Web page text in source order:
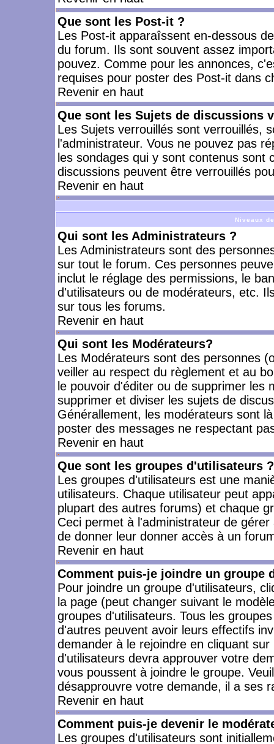
Que sont les Post-it ?
Les Post-it apparaîssent en-dessous
du forum. Ils sont souvent assez
pouvez. Comme pour les annonces,
requises pour poster des Post-it dans
Revenir en haut
Que sont les Sujets de discussions
Les Sujets verrouillés sont verrouillés,
l'administrateur. Vous ne pouvez pas
les sondages qui y sont contenus
discussions peuvent être verrouillés
Revenir en haut
Niveaux
Qui sont les Administrateurs ?
Les Administrateurs sont des
sur tout le forum. Ces personnes
inclut le réglage des permissions, le
d'utilisateurs ou de modérateurs, etc.
sur tous les forums.
Revenir en haut
Qui sont les Modérateurs?
Les Modérateurs sont des personnes
veiller au respect du règlement et au
le pouvoir d'éditer ou de supprimer les
supprimer et diviser les sujets de
Générallement, les modérateurs sont
poster des messages ne respectant
Revenir en haut
Que sont les groupes d'utilisateurs ?
Les groupes d'utilisateurs est une
utilisateurs. Chaque utilisateur peut
plupart des autres forums) et chaque
Ceci permet à l'administrateur de
de donner leur donner accès à un
Revenir en haut
Comment puis-je joindre un groupe
Pour joindre un groupe d'utilisateurs,
la page (peut changer suivant le
groupes d'utilisateurs. Tous les
d'autres peuvent avoir leurs effectifs
demander à le rejoindre en cliquant
d'utilisateurs devra approuver votre
vous poussent à joindre le groupe.
désapprouvre votre demande, il a ses
Revenir en haut
Comment puis-je devenir le
Les groupes d'utilisateurs sont